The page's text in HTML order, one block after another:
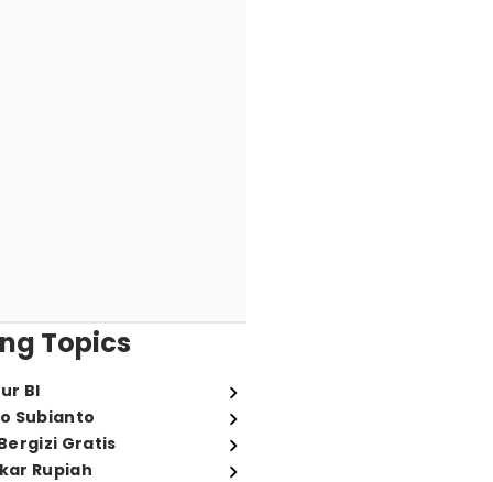
Topics
BI
Subianto
Gratis
Rupiah